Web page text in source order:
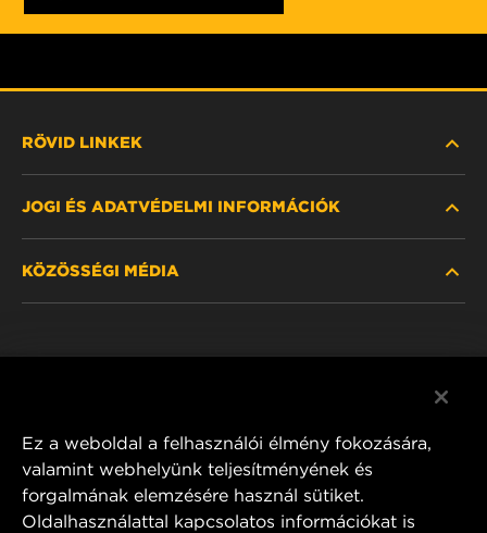
RÖVID LINKEK
HOL KAPHATÓ
JOGI ÉS ADATVÉDELMI INFORMÁCIÓK
KÖZÖSSÉGI MÉDIA
Ez a weboldal a felhasználói élmény fokozására,
valamint webhelyünk teljesítményének és
forgalmának elemzésére használ sütiket.
Oldalhasználattal kapcsolatos információkat is